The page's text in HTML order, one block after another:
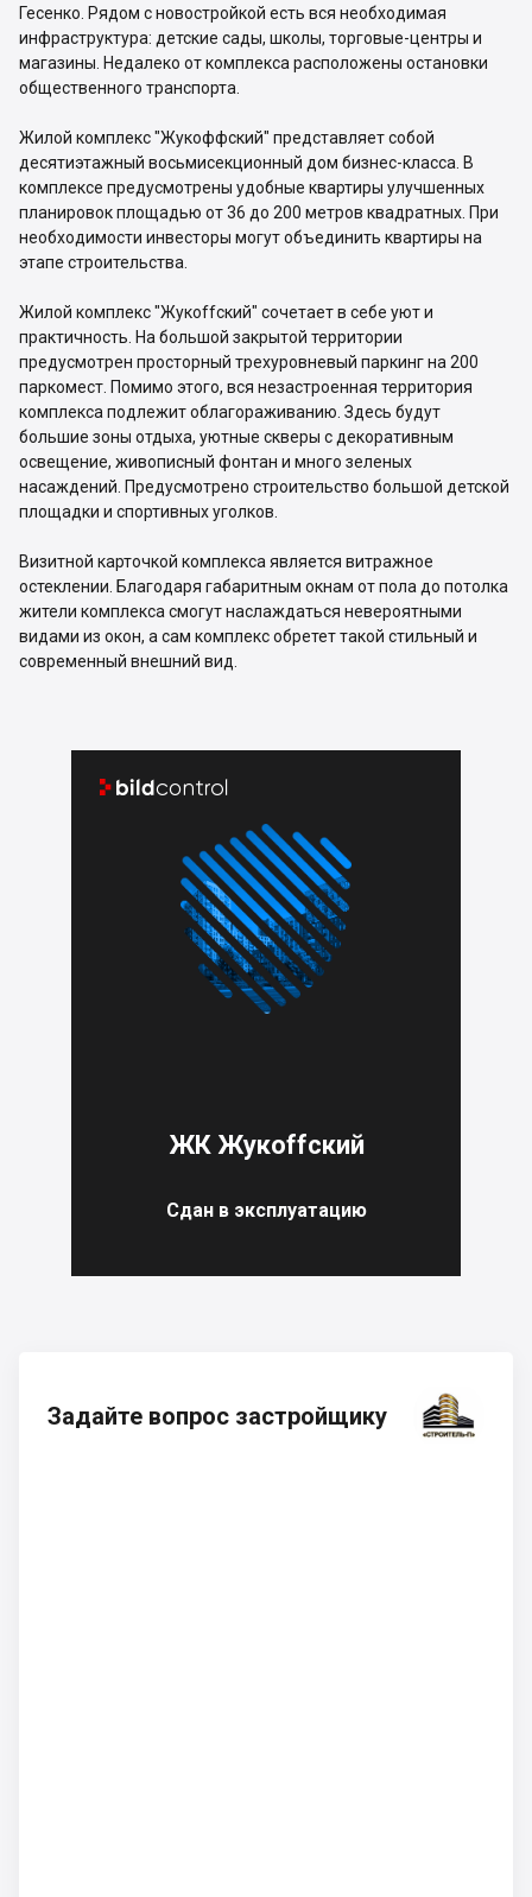
Гесенко. Рядом с новостройкой есть вся необходимая
инфраструктура: детские сады, школы, торговые-центры и
магазины. Недалеко от комплекса расположены остановки
общественного транспорта.
Жилой комплекс "Жукоффский" представляет собой
десятиэтажный восьмисекционный дом бизнес-класса. В
комплексе предусмотрены удобные квартиры улучшенных
планировок площадью от 36 до 200 метров квадратных. При
необходимости инвесторы могут объединить квартиры на
этапе строительства.
Жилой комплекс "Жукоffский" сочетает в себе уют и
практичность. На большой закрытой территории
предусмотрен просторный трехуровневый паркинг на 200
паркомест. Помимо этого, вся незастроенная территория
комплекса подлежит облагораживанию. Здесь будут
большие зоны отдыха, уютные скверы с декоративным
освещение, живописный фонтан и много зеленых
насаждений. Предусмотрено строительство большой детской
площадки и спортивных уголков.
Визитной карточкой комплекса является витражное
остеклении. Благодаря габаритным окнам от пола до потолка
жители комплекса смогут наслаждаться невероятными
видами из окон, а сам комплекс обретет такой стильный и
современный внешний вид.
 
ЖК Жукоffский
Сдан в эксплуатацию
Задайте вопрос застройщику